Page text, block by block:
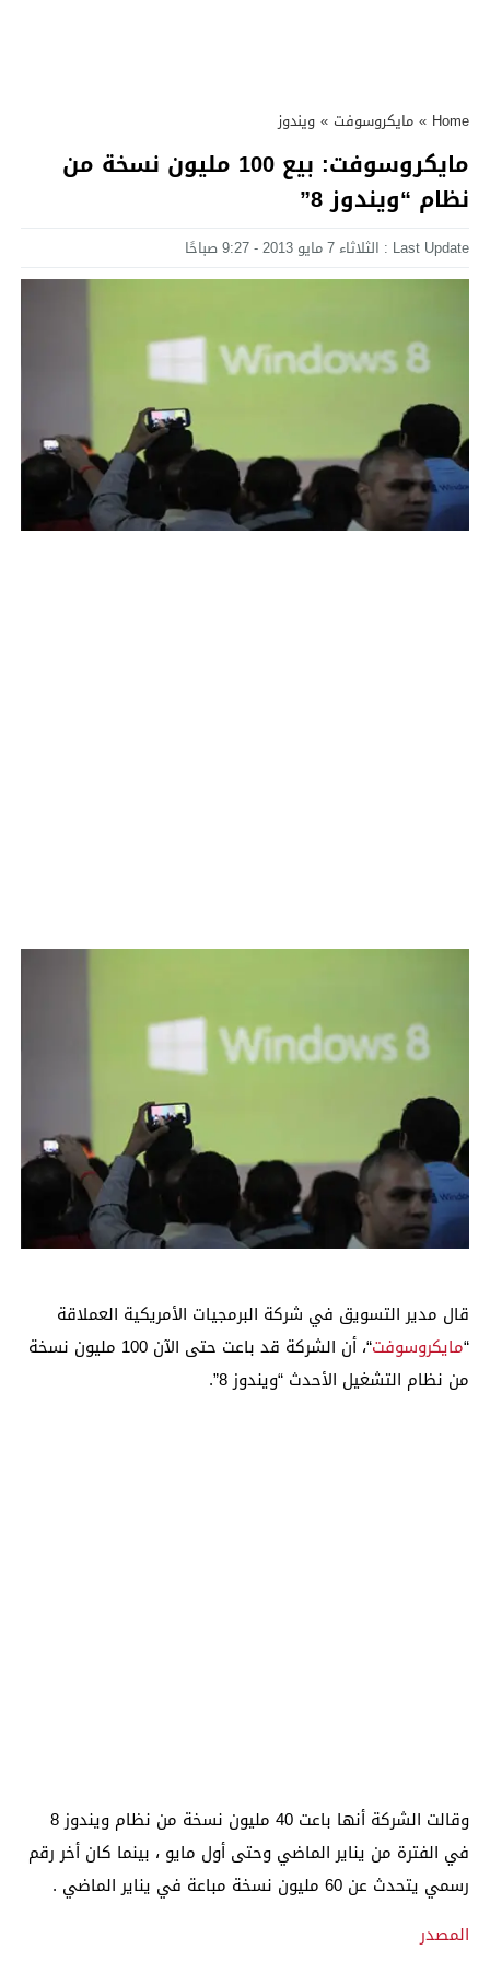
Home
» مايكروسوفت » ويندوز
مايكروسوفت: بيع 100 مليون نسخة من
نظام “ويندوز 8”
Last Update : الثلاثاء 7 مايو 2013 - 9:27 صباحًا
قال مدير التسويق في شركة البرمجيات الأمريكية العملاقة
“مايكروسوفت
“، أن الشركة قد باعت حتى الآن 100 مليون نسخة
من نظام التشغيل الأحدث “ويندوز 8”.
وقالت الشركة أنها باعت 40 مليون نسخة من نظام ويندوز 8
في الفترة من يناير الماضي وحتى أول مايو ، بينما كان أخر رقم
رسمي يتحدث عن 60 مليون نسخة مباعة في يناير الماضي .
المصدر